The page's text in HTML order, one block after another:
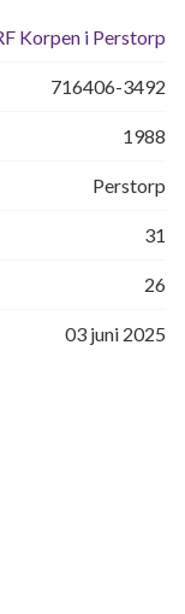
Korpen i Perstorp
716406-3492
1988
Perstorp
31
26
03 juni 2025